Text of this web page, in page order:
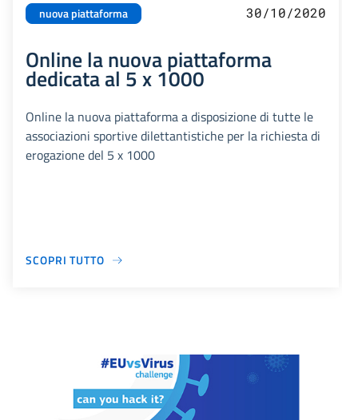
nuova piattaforma 30/10/2020
Online la nuova piattaforma
dedicata al 5 x 1000
Online la nuova piattaforma a disposizione di tutte le
associazioni sportive dilettantistiche per la richiesta di
erogazione del 5 x 1000
SCOPRI TUTTO